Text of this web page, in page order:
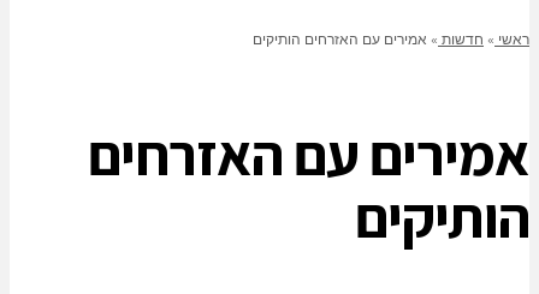
ראשי » חדשות » אמירים עם האזרחים הותיקים
אמירים עם האזרחים
הותיקים